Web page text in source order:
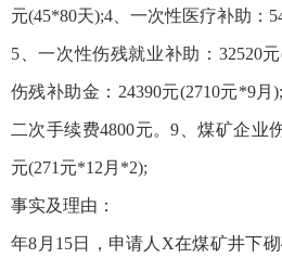
元(45*80天);4、一次性医疗补助：
5、一次性伤残就业补助：32520
伤残补助金：24390元(2710元*9月
二次手续费4800元。9、煤矿企业
元(271元*12月*2);
事实及理由：
年8月15日，申请人X在煤矿井下